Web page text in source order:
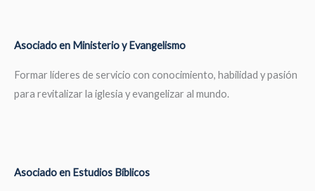
Asociado en Ministerio y Evangelismo
Formar líderes de servicio con conocimiento, habilidad y pasión
para revitalizar la iglesia y evangelizar al mundo.
Asociado en Estudios Bíblicos